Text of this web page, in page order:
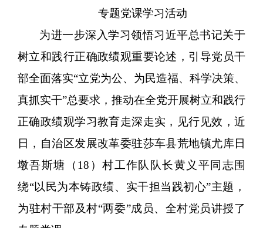
专题党课学习活动
为进一步深入学习领悟习近平总书记关于
树立和践行正确政绩观重要论述，引导党员干
部全面落实“立党为公、为民造福、科学决策、
真抓实干”总要求，推动在全党开展树立和践行
正确政绩观学习教育走深走实，见行见效，近
日，自治区发展改革委驻莎车县荒地镇尤库日
墩吾斯塘（ 18 ）村工作队队长黄义平同志围
绕“以民为本铸政绩、实干担当践初心”主题，
为驻村干部及村“两委”成员、全村党员讲授了